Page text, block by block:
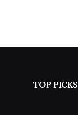
TOP PICKS